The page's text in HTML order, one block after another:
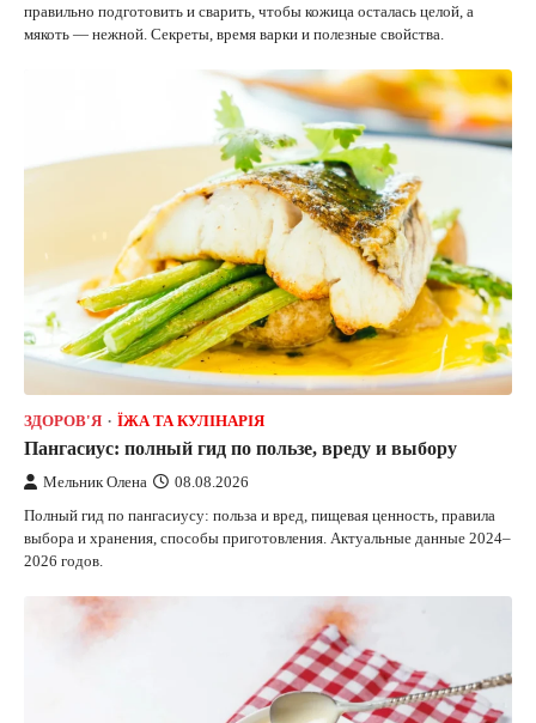
правильно подготовить и сварить, чтобы кожица осталась целой, а
мякоть — нежной. Секреты, время варки и полезные свойства.
ЗДОРОВ'Я ЇЖА ТА КУЛІНАРІЯ
Пангасиус: полный гид по пользе, вреду и выбору
Мельник Олена 08.08.2026
Полный гид по пангасиусу: польза и вред, пищевая ценность, правила
выбора и хранения, способы приготовления. Актуальные данные 2024–
2026 годов.